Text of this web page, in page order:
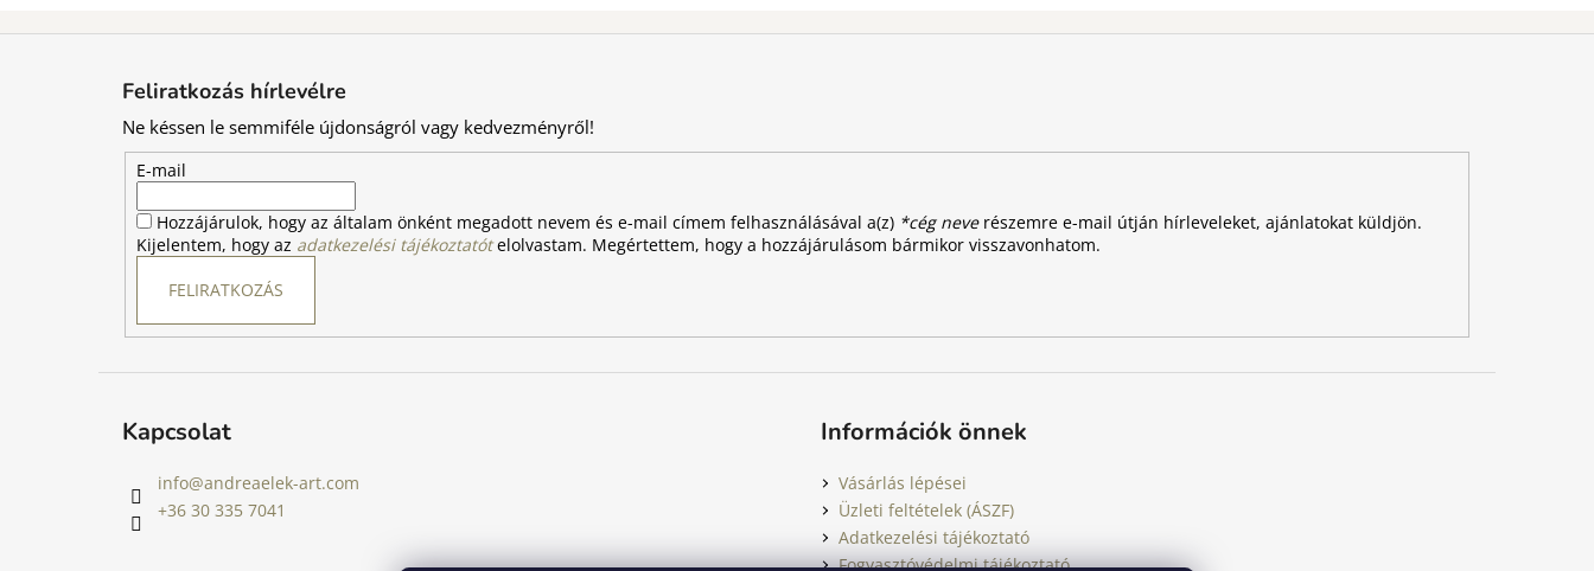
Feliratkozás hírlevélre
Ne késsen le semmiféle újdonságról vagy kedvezményről!
E-mail
Hozzájárulok, hogy az általam önként megadott nevem és e-mail címem felhasználásával a(z) *cég neverészemre e-mail útján hírleveleket, ajánlatokat küldjön.
Kijelentem, hogy az adatkezelési tájékoztatót elolvastam. Megértettem, hogy a hozzájárulásom bármikor visszavonhatom.
FELIRATKOZÁS
Kapcsolat
info@andreaelek-art.com
+36 30 335 7041
Információk önnek
Vásárlás lépései
Üzleti feltételek (ÁSZF)
Adatkezelési tájékoztató
Fogyasztóvédelmi tájékoztató